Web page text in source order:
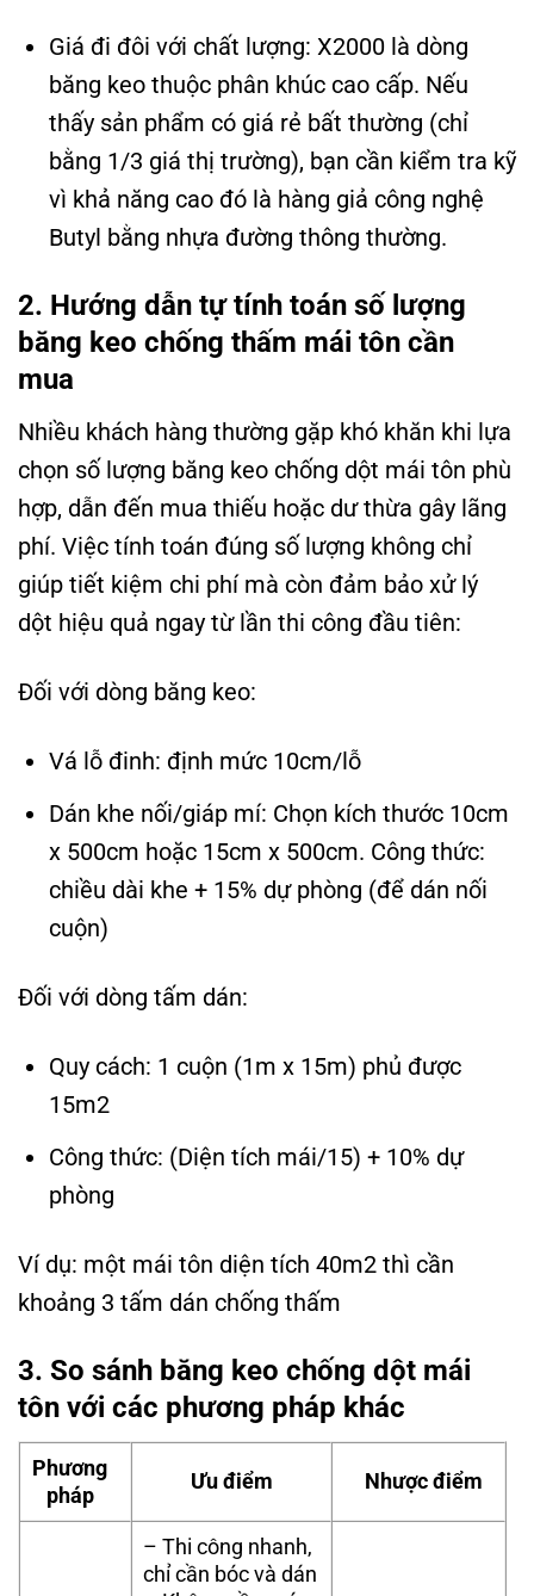
Giá đi đôi với chất lượng: X2000 là dòng
băng keo thuộc phân khúc cao cấp. Nếu
thấy sản phẩm có giá rẻ bất thường (chỉ
bằng 1/3 giá thị trường), bạn cần kiểm tra kỹ
vì khả năng cao đó là hàng giả công nghệ
Butyl bằng nhựa đường thông thường.
2. Hướng dẫn tự tính toán số lượng
băng keo chống thấm mái tôn cần
mua
Nhiều khách hàng thường gặp khó khăn khi lựa
chọn số lượng băng keo chống dột mái tôn phù
hợp, dẫn đến mua thiếu hoặc dư thừa gây lãng
phí. Việc tính toán đúng số lượng không chỉ
giúp tiết kiệm chi phí mà còn đảm bảo xử lý
dột hiệu quả ngay từ lần thi công đầu tiên:
Đối với dòng băng keo:
Vá lỗ đinh: định mức 10cm/lỗ
Dán khe nối/giáp mí: Chọn kích thước 10cm
x 500cm hoặc 15cm x 500cm. Công thức:
chiều dài khe + 15% dự phòng (để dán nối
cuộn)
Đối với dòng tấm dán:
Quy cách: 1 cuộn (1m x 15m) phủ được
15m2
Công thức: (Diện tích mái/15) + 10% dự
phòng
Ví dụ: một mái tôn diện tích 40m2 thì cần
khoảng 3 tấm dán chống thấm
3. So sánh băng keo chống dột mái
tôn với các phương pháp khác
Phương
pháp
Ưu điểm Nhược điểm
– Thi công nhanh,
chỉ cần bóc và dán